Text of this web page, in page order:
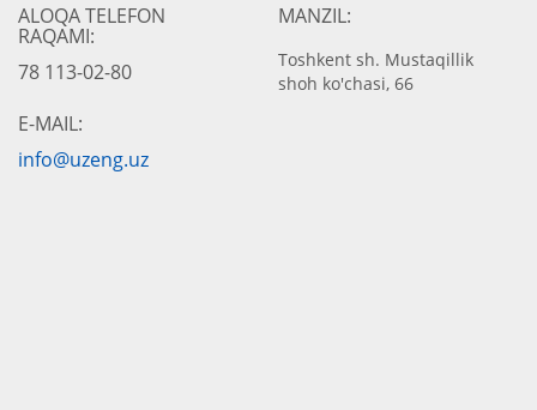
ALOQA TELEFON
RAQAMI:
78 113-02-80
MANZIL:
Toshkent sh. Mustaqillik
shoh ko'chasi, 66
E-MAIL:
info@uzeng.uz